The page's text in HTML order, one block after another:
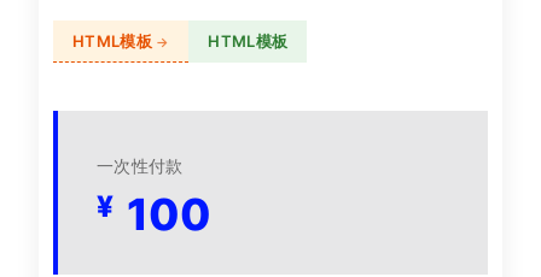
HTML模板 HTML模板
一次性付款
¥ 100